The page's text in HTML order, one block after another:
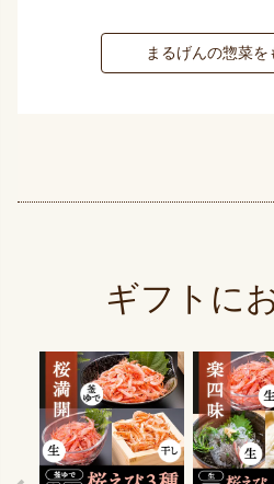
まるげんの惣菜を
ギフトに